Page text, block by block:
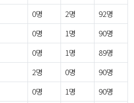
0명 2명
92명
0명 1명
90명
0명 1명
89명
2명 0명
90명
0명 1명
90명